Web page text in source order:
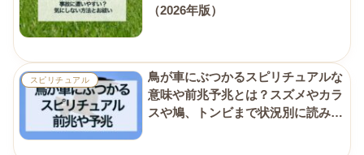
（2026年版）
スピリチュアル
鳥が車にぶつかるスピリチュアルな
意味や前兆予兆とは？スズメやカラ
スや鳩、トンビまで状況別に読み解